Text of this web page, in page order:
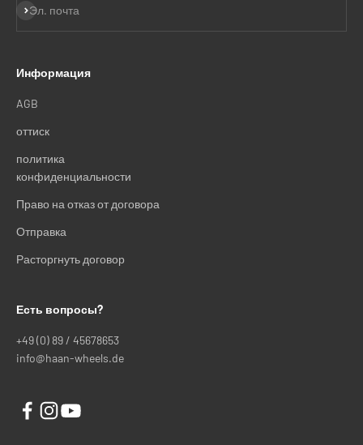
Эл. почта
Подписаться
Информация
AGB
оттиск
политика
конфиденциальности
Право на отказ от договора
Отправка
Расторгнуть договор
Есть вопросы?
+49 (0) 89 / 45678653
info@haan-wheels.de